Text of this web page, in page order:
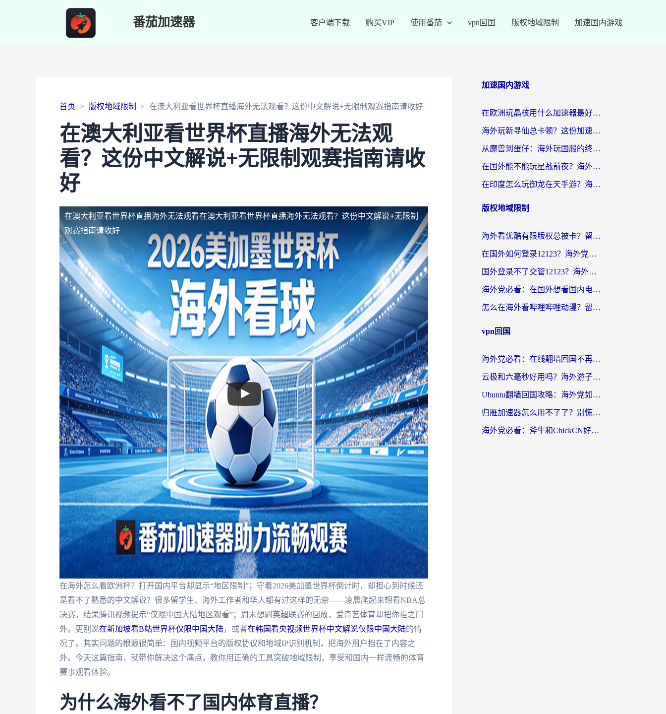
番茄加速器 客户端下载 购买VIP 使用番茄 vpn回国 版权地域限制 加速国内游戏
首页 版权地域限制 在澳大利亚看世界杯直播海外无法观看？这份中文解说+无限制观赛指南请收好
在澳大利亚看世界杯直播海外无法观
看？这份中文解说+无限制观赛指南请收
好
在澳大利亚看世界杯直播海外无法观看在澳大利亚看世界杯直播海外无法观看？这份中文解说+无限制
观赛指南请收好
在海外怎么看欧洲杯？打开国内平台却显示“地区限制”；守着2026美加墨世界杯倒计时，却担心到时候还
是看不了熟悉的中文解说？很多留学生、海外工作者和华人都有过这样的无奈——凌晨爬起来想看NBA总
决赛，结果腾讯视频提示“仅限中国大陆地区观看”；周末想刷英超联赛的回放，爱奇艺体育却把你拒之门
外。更别说在新加坡看B站世界杯仅限中国大陆，或者在韩国看央视频世界杯中文解说仅限中国大陆的情
况了。其实问题的根源很简单：国内视频平台的版权协议和地域IP识别机制，把海外用户挡在了内容之
外。今天这篇指南，就带你解决这个痛点，教你用正确的工具突破地域限制，享受和国内一样流畅的体育
赛事观看体验。
为什么海外看不了国内体育直播？
加速国内游戏
在欧洲玩晶核用什么加速器最好呢？一个老玩家的真心话
海外玩新寻仙总卡顿？这份加速器选择指南让你秒回国服流畅体验
从魔兽到蛋仔：海外玩国服的终极加速指南，找到你的专属高速通道
在国外能不能玩星战前夜？海外党国服游戏不卡顿的秘密武器在这里
在印度怎么玩御龙在天手游？海外党畅玩国服的终极生存指南
版权地域限制
海外看优酷有限版权总被卡？留学生亲测有效的回国加速器选择指南
在国外如何登录12123？海外党必备的回国加速实用指南
国外登录不了交管12123？海外华人亲测有效的回国加速器选择指南
海外党必看：在国外想看国内电视剧用什么软件？3步解决地域限制
怎么在海外看哔哩哔哩动漫？留学生亲测有效的回国加速方案
vpn回国
海外党必看：在线翻墙回国不再难！教你选对加速器无缝刷国内资源
云极和六毫秒好用吗？海外游子解锁国内资源的真实答案
Ubuntu翻墙回国攻略：海外党如何选对加速器，无缝刷国内剧玩游戏？
归雁加速器怎么用不了了？别慌，这篇指南教你如何丝滑“回家”
海外党必看：斧牛和ChickCN好用吗？3款热门加速器实测+番茄加速器深度体验